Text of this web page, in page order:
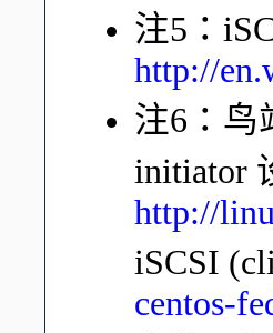
注5：
http://
注6：鸟
initiator
http://
iSCSI
centos-